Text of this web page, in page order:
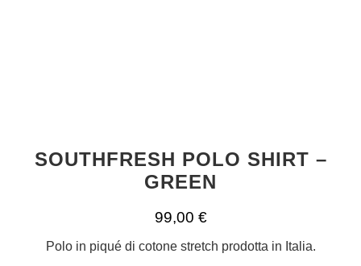
SOUTHFRESH POLO SHIRT –
GREEN
99,00 €
Polo in piqué di cotone stretch prodotta in Italia.